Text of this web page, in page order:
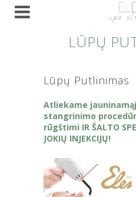
LŪPŲ
Lūpų Putlinimas
Atliekame
stangrinimo
rūgštimi IR ŠALTO
JOKIŲ INJEKCIJŲ!